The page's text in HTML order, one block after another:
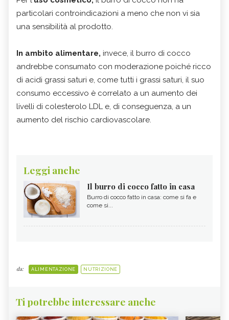
particolari controindicazioni a meno che non vi sia
una sensibilità al prodotto.
In ambito alimentare, invece, il burro di cocco
andrebbe consumato con moderazione poiché ricco
di acidi grassi saturi e, come tutti i grassi saturi, il suo
consumo eccessivo è correlato a un aumento dei
livelli di colesterolo LDL e, di conseguenza, a un
aumento del rischio cardiovascolare.
Leggi anche
Il burro di cocco fatto in casa
Burro di cocco fatto in casa: come si fa e
come si...
da: ALIMENTAZIONE NUTRIZIONE
Ti potrebbe interessare anche